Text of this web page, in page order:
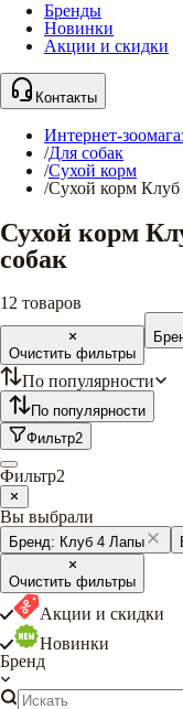
Бренды
Новинки
Акции и скидки
Контакты
Интернет-
/Для собак
/Сухой корм
/Сухой корм Клуб
Сухой корм
собак
12 товаров
Очистить фильтры
По популярности
По популярности
Фильтр2
Фильтр2
Вы выбрали
Бренд: Клуб 4 Лапы
Очистить фильтры
Акции и скидки
Новинки
Бренд